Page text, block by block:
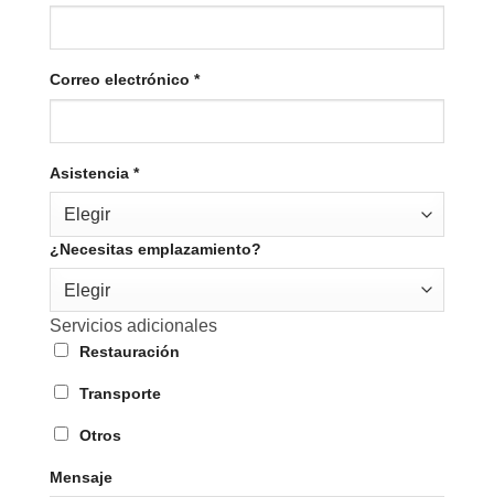
Correo electrónico *
Asistencia *
Elegir
¿Necesitas emplazamiento?
Elegir
Servicios adicionales
Restauración
Transporte
Otros
Mensaje